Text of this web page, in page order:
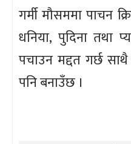
गर्मी मौसममा पाचन
धनिया, पुदिना तथा
पचाउन मद्दत गर्छ
पनि बनाउँछ ।